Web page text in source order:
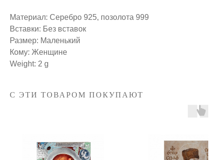
Материал: Серебро 925, позолота 999
Вставки: Без вставок
Размер: Маленький
Кому: Женщине
Weight: 2 g
С ЭТИ ТОВАРОМ ПОКУПАЮТ